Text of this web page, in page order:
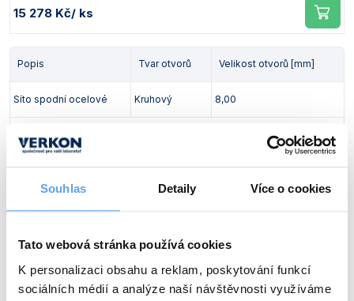
Souhlas Detaily Více o cookies
Tato webová stránka používá cookies
K personalizaci obsahu a reklam, poskytování funkcí
sociálních médií a analýze naší návštěvnosti využíváme
15 278 Kč/ ks
Popis Tvar otvorů Velikost otvorů [mm]
Síto spodní ocelové Kruhový 8,00
Dostupnost:
Síto spodní ocelové Kruhový 10,00
Obj. číslo: 414 456 470 571